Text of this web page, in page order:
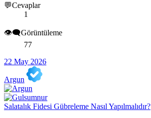
💬Cevaplar
1
👁️‍🗨️Görüntüleme
77
22 May 2026
Argun
Salatalık Fidesi Gübreleme Nasıl Yapılmalıdır?